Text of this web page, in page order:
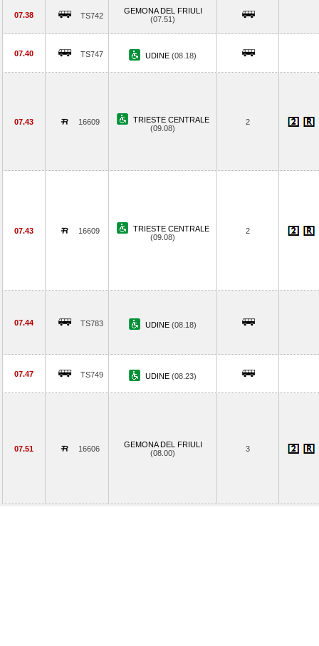
07.38 TS742
GEMONA DEL FRIULI
(07.51)
07.40 TS747 UDINE (08.18)
07.43 16609
TRIESTE CENTRALE
(09.08)
2
07.43 16609
TRIESTE CENTRALE
(09.08)
2
07.44 TS783 UDINE (08.18)
07.47 TS749 UDINE (08.23)
07.51 16606
GEMONA DEL FRIULI
(08.00)
3